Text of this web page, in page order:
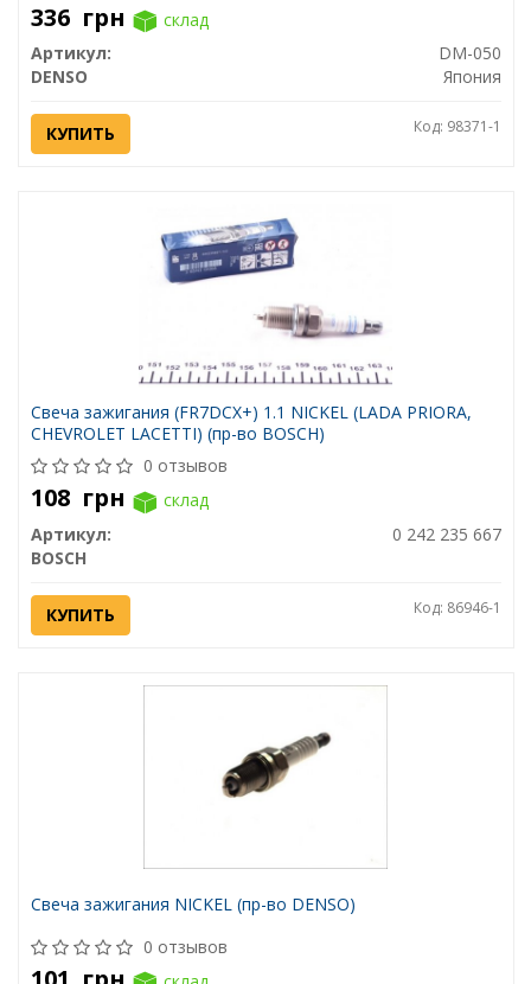
336 грн
склад
Артикул:
DM-050
DENSO
Япония
КУПИТЬ Код: 98371-1
Свеча зажигания (FR7DCX+) 1.1 NICKEL (LADA PRIORA,
CHEVROLET LACETTI) (пр-во BOSCH)
0 отзывов
108 грн
склад
Артикул:
0 242 235 667
BOSCH
КУПИТЬ Код: 86946-1
Свеча зажигания NICKEL (пр-во DENSO)
0 отзывов